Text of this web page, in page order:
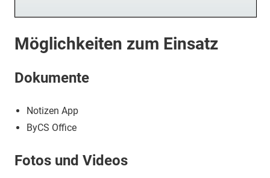
Möglichkeiten zum Einsatz
Dokumente
Notizen App
ByCS Office
Fotos und Videos